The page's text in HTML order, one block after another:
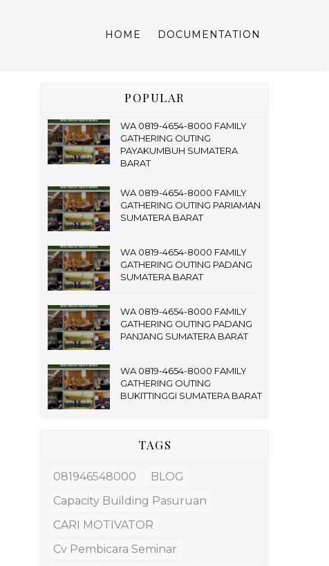
HOME DOCUMENTATION
POPULAR
WA 0819-4654-8000 FAMILY
GATHERING OUTING
PAYAKUMBUH SUMATERA
BARAT
WA 0819-4654-8000 FAMILY
GATHERING OUTING PARIAMAN
SUMATERA BARAT
WA 0819-4654-8000 FAMILY
GATHERING OUTING PADANG
SUMATERA BARAT
WA 0819-4654-8000 FAMILY
GATHERING OUTING PADANG
PANJANG SUMATERA BARAT
WA 0819-4654-8000 FAMILY
GATHERING OUTING
BUKITTINGGI SUMATERA BARAT
TAGS
081946548000
BLOG
Capacity Building Pasuruan
CARI MOTIVATOR
Cv Pembicara Seminar